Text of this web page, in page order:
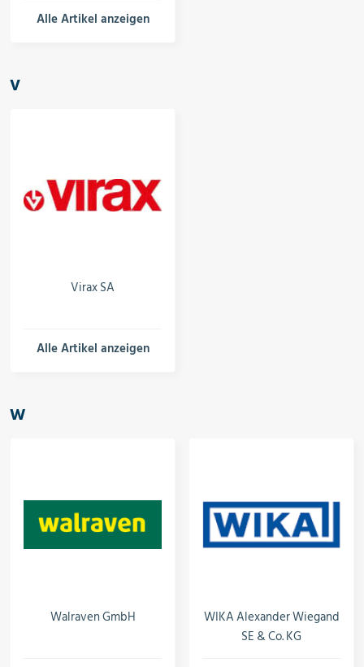
Alle Artikel anzeigen
V
Virax SA
Alle Artikel anzeigen
W
Walraven GmbH
WIKA Alexander Wiegand
SE & Co. KG